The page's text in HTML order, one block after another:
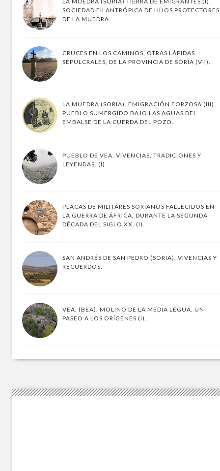
SOCIEDAD FILANTRÓPICA DE HIJOS PROTECTORES
DE LA MUEDRA.
CRUCES EN LOS CAMINOS, OTRAS LÁPIDAS
SEPULCRALES, DE LA PROVINCIA DE SORIA (VII).
LA MUEDRA (SORIA). EMIGRACIÓN FORZOSA (III).
PUEBLO SUMERGIDO BAJO LAS AGUAS DEL
EMBALSE DE LA CUERDA DEL POZO.
PUEBLO DE VEA. VIVENCIAS, TRADICIONES Y
LEYENDAS. (I).
PLACAS DE MILITARES SORIANOS FALLECIDOS EN
LA GUERRA DE ÁFRICA, DURANTE LA SEGUNDA
DÉCADA DEL SIGLO XX. (I).
SAN ANDRÉS DE SAN PEDRO (SORIA). VIVENCIAS Y
RECUERDOS.
VEA. (BEA). MOLINO DE LA MEDIA LEGUA. UN
PASEO A LOS ORÍGENES (I).